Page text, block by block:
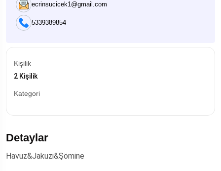
ecrinsucicek1@gmail.com
5339389854
Kişilik
2 Kişilik
Kategori
Detaylar
Havuz&Jakuzi&Şömine